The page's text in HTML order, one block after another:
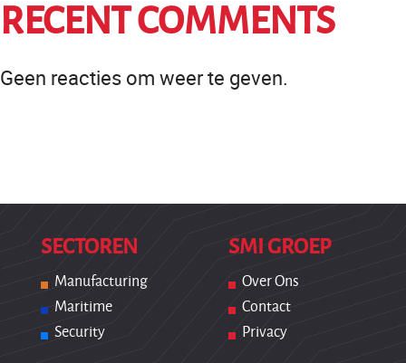
RECENT COMMENTS
Geen reacties om weer te geven.
SECTOREN
Manufacturing
Maritime
Security
SMI GROEP
Over Ons
Contact
Privacy